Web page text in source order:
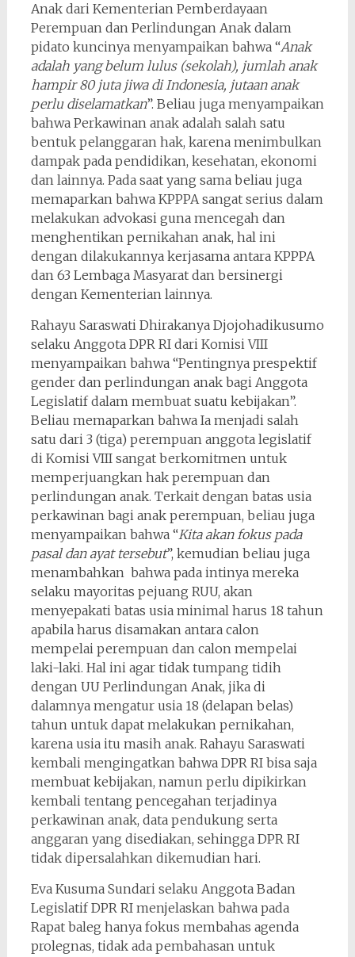
Anak dari Kementerian Pemberdayaan
Perempuan dan Perlindungan Anak dalam
pidato kuncinya menyampaikan bahwa “Anak
adalah yang belum lulus (sekolah), jumlah anak
hampir 80 juta jiwa di Indonesia, jutaan anak
perlu diselamatkan”. Beliau juga menyampaikan
bahwa Perkawinan anak adalah salah satu
bentuk pelanggaran hak, karena menimbulkan
dampak pada pendidikan, kesehatan, ekonomi
dan lainnya. Pada saat yang sama beliau juga
memaparkan bahwa KPPPA sangat serius dalam
melakukan advokasi guna mencegah dan
menghentikan pernikahan anak, hal ini
dengan dilakukannya kerjasama antara KPPPA
dan 63 Lembaga Masyarat dan bersinergi
dengan Kementerian lainnya.
Rahayu Saraswati Dhirakanya Djojohadikusumo
selaku Anggota DPR RI dari Komisi VIII
menyampaikan bahwa “Pentingnya prespektif
gender dan perlindungan anak bagi Anggota
Legislatif dalam membuat suatu kebijakan”.
Beliau memaparkan bahwa Ia menjadi salah
satu dari 3 (tiga) perempuan anggota legislatif
di Komisi VIII sangat berkomitmen untuk
memperjuangkan hak perempuan dan
perlindungan anak. Terkait dengan batas usia
perkawinan bagi anak perempuan, beliau juga
menyampaikan bahwa “Kita akan fokus pada
pasal dan ayat tersebut”, kemudian beliau juga
menambahkan bahwa pada intinya mereka
selaku mayoritas pejuang RUU, akan
menyepakati batas usia minimal harus 18 tahun
apabila harus disamakan antara calon
mempelai perempuan dan calon mempelai
laki-laki. Hal ini agar tidak tumpang tidih
dengan UU Perlindungan Anak, jika di
dalamnya mengatur usia 18 (delapan belas)
tahun untuk dapat melakukan pernikahan,
karena usia itu masih anak. Rahayu Saraswati
kembali mengingatkan bahwa DPR RI bisa saja
membuat kebijakan, namun perlu dipikirkan
kembali tentang pencegahan terjadinya
perkawinan anak, data pendukung serta
anggaran yang disediakan, sehingga DPR RI
tidak dipersalahkan dikemudian hari.
Eva Kusuma Sundari selaku Anggota Badan
Legislatif DPR RI menjelaskan bahwa pada
Rapat baleg hanya fokus membahas agenda
prolegnas, tidak ada pembahasan untuk